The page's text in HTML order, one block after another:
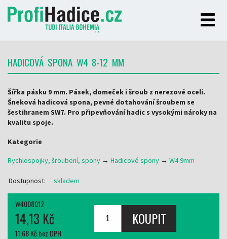
HADICOVÁ SPONA W4 8-12 MM
Šířka pásku 9 mm. Pásek, domeček i šroub z nerezové oceli.
Šneková hadicová spona, pevné dotahování šroubem se
šestihranem SW7. Pro připevňování hadic s vysokými nároky na
kvalitu spoje.
Kategorie
Rychlospojky, šroubení, spony → Hadicové spony → W4 9mm
Dostupnost: skladem
W4008012
14,13 Kč
11,68 Kč bez DPH